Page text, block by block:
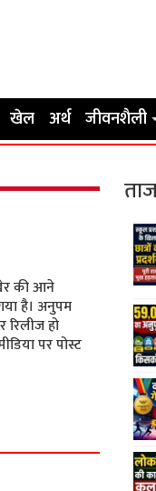
खेल अर्थ जीवनशैली
की आने
है। अनुपम
हो
पर पोस्ट